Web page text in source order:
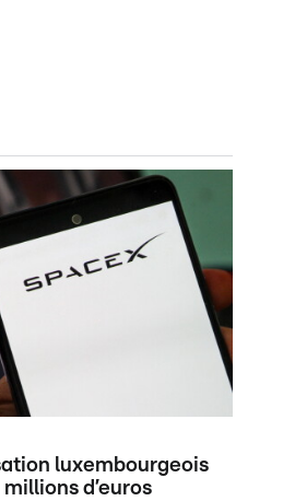
luxembourgeois
d’euros